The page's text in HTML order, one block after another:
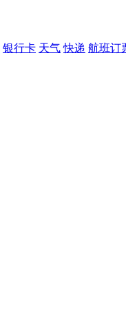
银行卡 天气 快递 航班订